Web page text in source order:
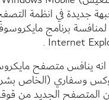
جديدة في انظمة
برنامج
انه ينافس متصفح
وسفاري (الخاص
ان المتصفح الجديد من